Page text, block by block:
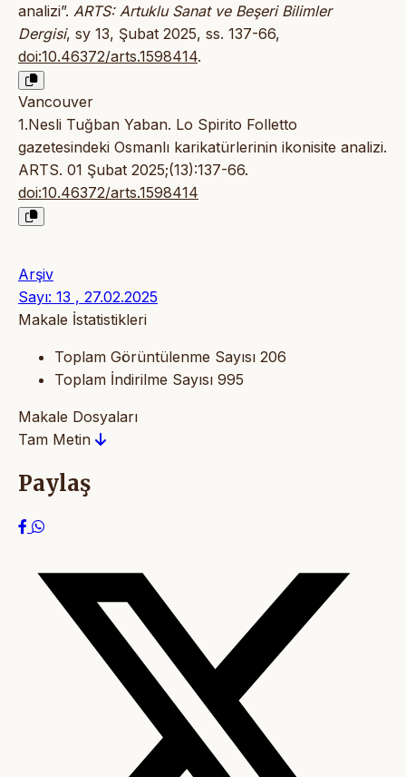
analizi”. ARTS: Artuklu Sanat ve Beşeri Bilimler
Dergisi, sy 13, Şubat 2025, ss. 137-66,
doi:10.46372/arts.1598414.
Vancouver
1.Nesli Tuğban Yaban. Lo Spirito Folletto
gazetesindeki Osmanlı karikatürlerinin ikonisite analizi.
ARTS. 01 Şubat 2025;(13):137-66.
doi:10.46372/arts.1598414
Arşiv
Sayı: 13 , 27.02.2025
Makale İstatistikleri
Toplam Görüntülenme Sayısı 206
Toplam İndirilme Sayısı 995
Makale Dosyaları
Tam Metin
Paylaş